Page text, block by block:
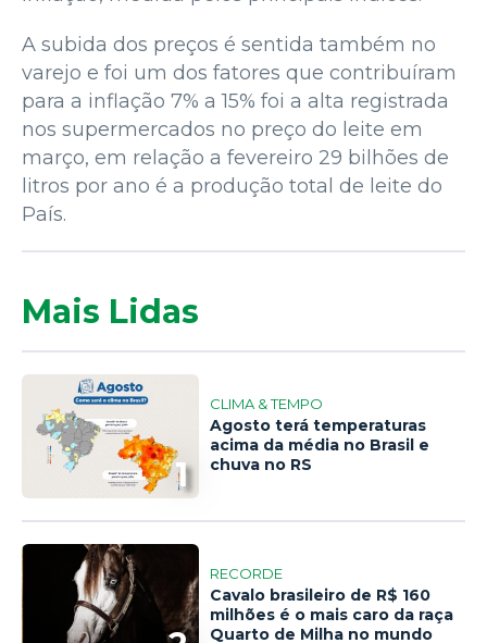
A subida dos preços é sentida também no
varejo e foi um dos fatores que contribuíram
para a inflação 7% a 15% foi a alta registrada
nos supermercados no preço do leite em
março, em relação a fevereiro 29 bilhões de
litros por ano é a produção total de leite do
País.
Mais Lidas
1
CLIMA & TEMPO
Agosto terá temperaturas
acima da média no Brasil e
chuva no RS
RECORDE
Cavalo brasileiro de R$ 160
milhões é o mais caro da raça
Quarto de Milha no mundo